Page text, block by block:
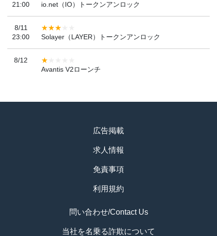
21:00
io.net（IO）トークンアンロック
8/11
23:00
Solayer（LAYER）トークンアンロック
8/12
Avantis V2ローンチ
広告掲載
求人情報
免責事項
利用規約
問い合わせ/Contact Us
当社を名乗る詐欺について